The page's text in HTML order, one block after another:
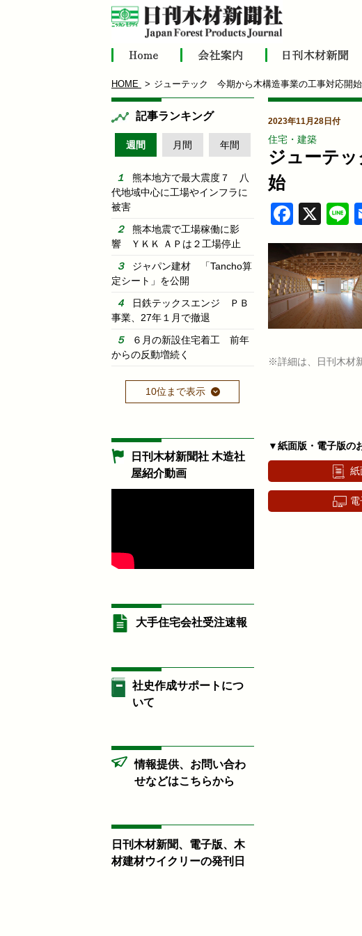
HOME ジューテック 今期から木構造事業の工事対応開始
2023年11月28日付
住宅・建築
ジューテ
始
X
※詳細は、日刊木材
▼紙面版・電子版の
紙
記事ランキング
週間 月間 年間
熊本地方で最大震度７ 八
代地域中心に工場やインフラに
被害
熊本地震で工場稼働に影
響 ＹＫＫ ＡＰは２工場停止
ジャパン建材 「Tancho算
定シート」を公開
日鉄テックスエンジ ＰＢ
事業、27年１月で撤退
６月の新設住宅着工 前年
からの反動増続く
10位まで表示
日刊木材新聞社 木造社
屋紹介動画
大手住宅会社受注速報
社史作成サポートにつ
いて
情報提供、お問い合わ
せなどはこちらから
日刊木材新聞、電子版、木
材建材ウイクリーの発刊日